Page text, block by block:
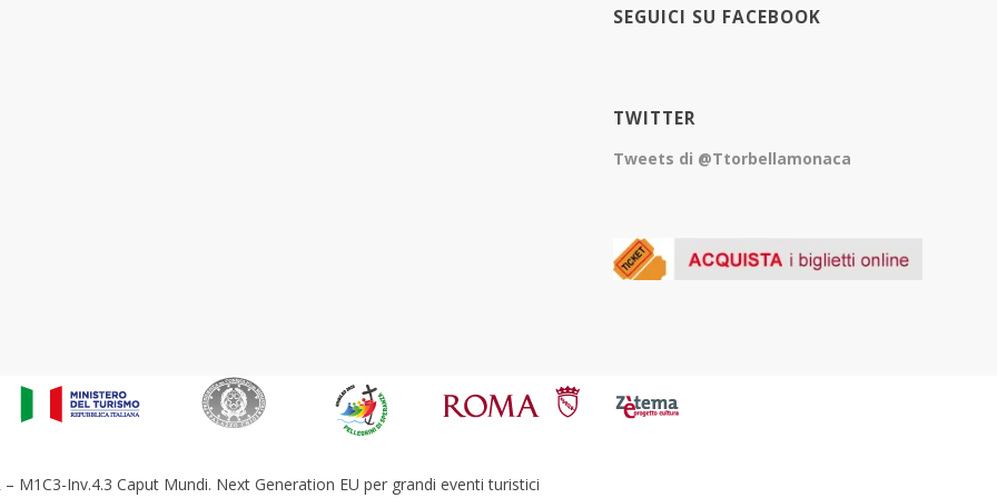
SEGUICI SU FACEBOOK
TWITTER
Tweets di @Ttorbellamonaca
– M1C3-Inv.4.3 Caput Mundi. Next Generation EU per grandi eventi turistici